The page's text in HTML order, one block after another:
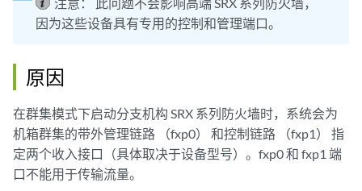
因为这些设备具有专用的控制和管理端口。
原因
在群集模式下启动分支机构 SRX 系列防火墙时，系统会为
机箱群集的带外管理链路 （fxp0） 和控制链路 （fxp1） 指
定两个收入接口（具体取决于设备型号）。fxp0 和 fxp1 端
口不能用于传输流量。